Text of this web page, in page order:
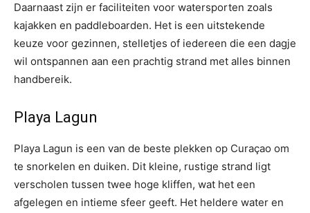
Daarnaast zijn er faciliteiten voor watersporten zoals
kajakken en paddleboarden. Het is een uitstekende
keuze voor gezinnen, stelletjes of iedereen die een dagje
wil ontspannen aan een prachtig strand met alles binnen
handbereik.
Playa Lagun
Playa Lagun is een van de beste plekken op Curaçao om
te snorkelen en duiken. Dit kleine, rustige strand ligt
verscholen tussen twee hoge kliffen, wat het een
afgelegen en intieme sfeer geeft. Het heldere water en